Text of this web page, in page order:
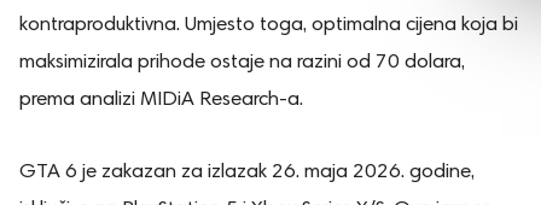
kontraproduktivna. Umjesto toga, optimalna cijena koja bi
maksimizirala prihode ostaje na razini od 70 dolara,
prema analizi MIDiA Research-a.
GTA 6 je zakazan za izlazak 26. maja 2026. godine,